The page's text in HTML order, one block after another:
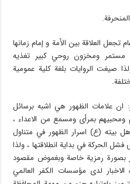
العلاقة بين الأمة و إمام زمانها
مستمر ومخزون روحي كبير تغذيه
صيغت الروايات بلغة كلية عمومية
ان علامات الظهور هي اشبه برسائل
بمرأى ومسمع من الاعداء ،
بيته (ع) اسرار الظهور في متناول
فشل الحركة في بداية انطلاقتها ، ولذا
بصورة رمزية خاصة وبغموض مقصود
لدى مؤسسات الكفر العالمي